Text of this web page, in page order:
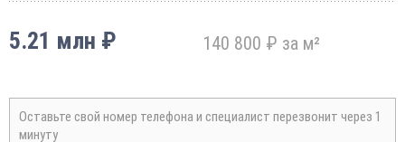
5.21 млн ₽ 140 800 ₽ за м²
Оставьте свой номер телефона и специалист перезвонит через 1
минуту